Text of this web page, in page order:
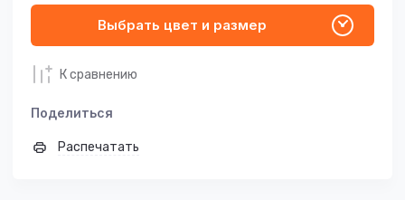
Выбрать цвет и размер
К сравнению
Поделиться
Распечатать